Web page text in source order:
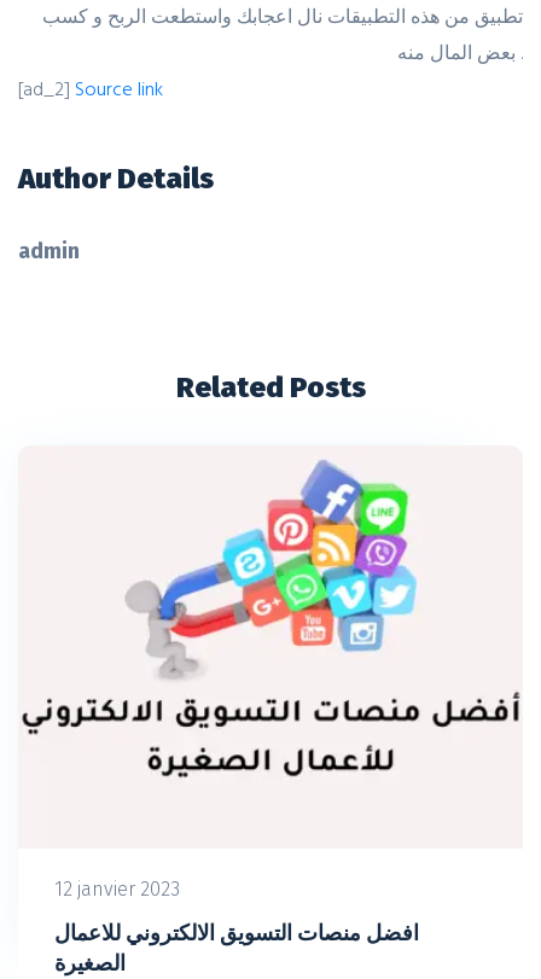
تطبيق من هذه التطبيقات نال اعجابك واستطعت الربح و كسب
بعض المال منه .
[ad_2] Source link
Author Details
admin
Related Posts
12 janvier 2023
افضل منصات التسويق الالكتروني للاعمال
الصغيرة